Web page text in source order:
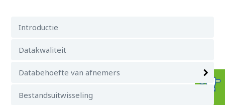
Introductie
Datakwaliteit
Databehoefte van afnemers
Bestandsuitwisseling